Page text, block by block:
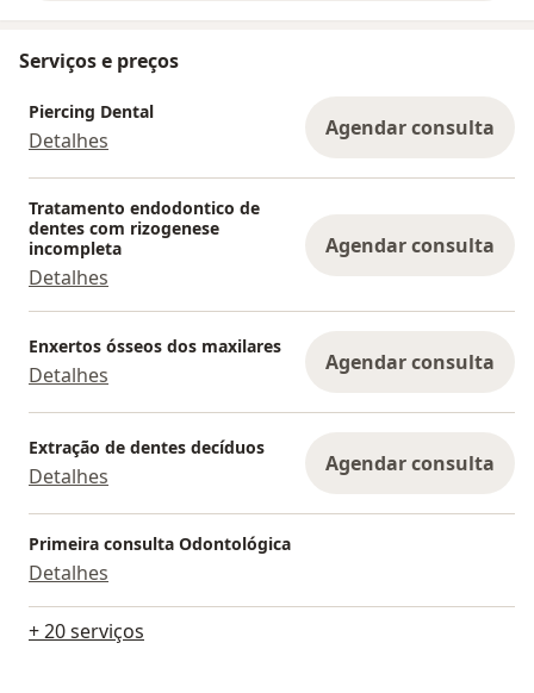
Serviços e preços
Piercing Dental
Detalhes Agendar consulta
Tratamento endodontico de
dentes com rizogenese
incompleta
Detalhes
Agendar consulta
Enxertos ósseos dos maxilares
Detalhes Agendar consulta
Extração de dentes decíduos
Detalhes Agendar consulta
Primeira consulta Odontológica
Detalhes
+ 20 serviços